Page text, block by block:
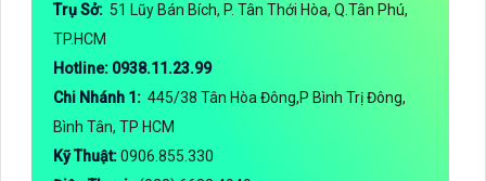
Trụ Sở: 51 Lũy Bán Bích, P. Tân Thới Hòa, Q.Tân Phú,
TP.HCM
Hotline: 0938.11.23.99
Chi Nhánh 1: 445/38 Tân Hòa Đông,P Bình Trị Đông,
Bình Tân, TP HCM
Kỹ Thuật:0906.855.330